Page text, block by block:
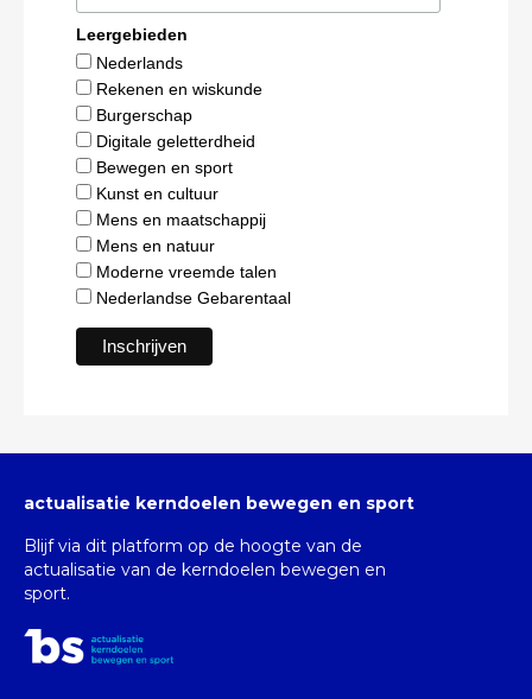
Leergebieden
Nederlands
Rekenen en wiskunde
Burgerschap
Digitale geletterdheid
Bewegen en sport
Kunst en cultuur
Mens en maatschappij
Mens en natuur
Moderne vreemde talen
Nederlandse Gebarentaal
actualisatie kerndoelen bewegen en sport
Blijf via dit platform op de hoogte van de
actualisatie van de kerndoelen bewegen en
sport.